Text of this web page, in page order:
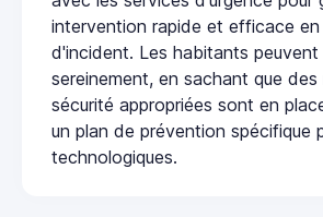
intervention rapide et efficace en
d'incident. Les habitants
sereinement, en sachant que des
sécurité appropriées sont en
un plan de prévention spécifique
technologiques.